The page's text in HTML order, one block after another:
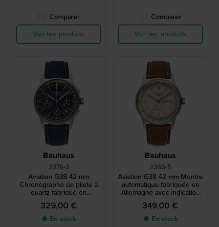
Comparer
Voir les produits
Comparer
Voir les produits
Bauhaus
2376-3
Aviation G38 42 mm
Chronographe de pilote à
quartz fabriqué en
Allemagne avec date
329,00 €
● En stock
Bauhaus
2366-5
Aviation G38 42 mm Montre
automatique fabriquée en
Allemagne avec indication
jour-date
349,00 €
● En stock